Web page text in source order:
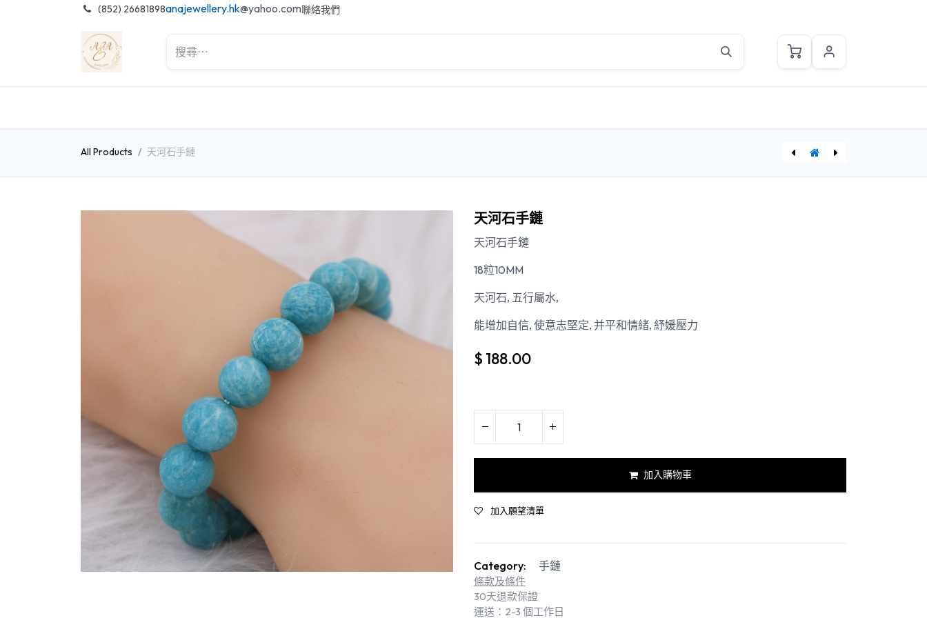
(852) 26681898anajewellery.hk@yahoo.com聯絡我們
All Products 天河石手鏈
天河石手鏈
天河石手鏈
18粒10MM
天河石, 五行屬水,
能增加自信, 使意志堅定, 并平和情緒, 紓媛壓力
$ 188.00
加入購物車
加入願望清單
Category: 手鏈
條款及條件
30天退款保證
運送：2-3 個工作日